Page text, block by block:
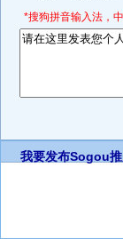
*搜狗拼音输入法，
我要发布Sogou